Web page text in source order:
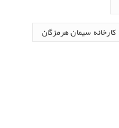
کارخانه سیمان هرمزگان